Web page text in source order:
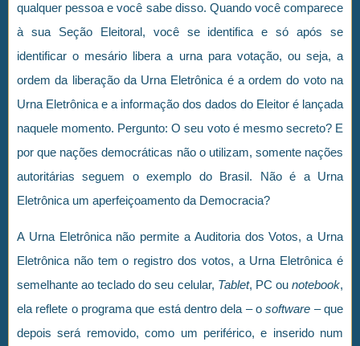
qualquer pessoa e você sabe disso. Quando você comparece
à sua Seção Eleitoral, você se identifica e só após se
identificar o mesário libera a urna para votação, ou seja, a
ordem da liberação da Urna Eletrônica é a ordem do voto na
Urna Eletrônica e a informação dos dados do Eleitor é lançada
naquele momento. Pergunto: O seu voto é mesmo secreto? E
por que nações democráticas não o utilizam, somente nações
autoritárias seguem o exemplo do Brasil. Não é a Urna
Eletrônica um aperfeiçoamento da Democracia?
A Urna Eletrônica não permite a Auditoria dos Votos, a Urna
Eletrônica não tem o registro dos votos, a Urna Eletrônica é
semelhante ao teclado do seu celular, Tablet, PC ounotebook,
ela reflete o programa que está dentro dela – osoftware – que
depois será removido, como um periférico, e inserido num